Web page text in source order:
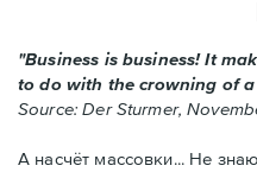
"Business is business! It
to do with the crowning of
Source: Der Sturmer,
А насчёт массовки... Не